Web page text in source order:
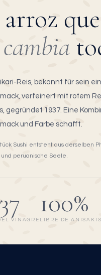
que
cambia
Reis, bekannt für sein
verfeinert mit rotem
gegründet 1937. Eine
und Farbe schafft.
Sushi entsteht aus derselben
und peruanische Seele.
VINAGRE
100%
LIBRE DE